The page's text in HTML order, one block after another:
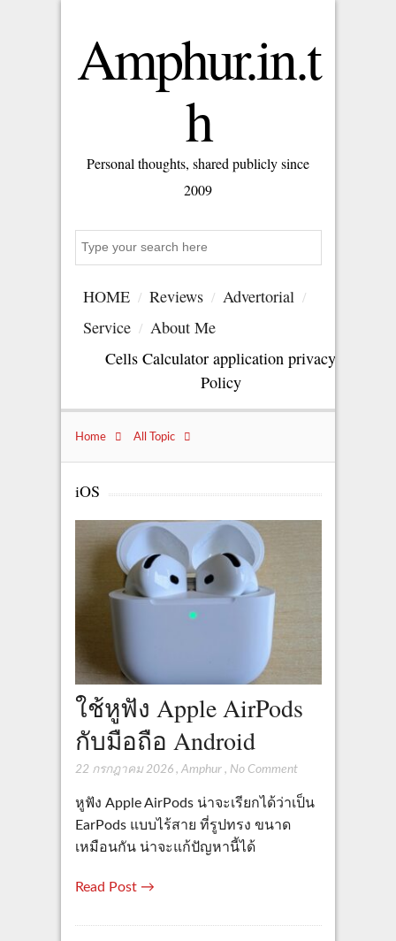
Amphur.in.t
h
Personal thoughts, shared publicly since
2009
HOME Reviews
Advertorial
Service
About Me
Cells Calculator application privacy
Policy
Home All Topic
iOS
ใช้หูฟัง Apple AirPods
กับมือถือ Android
22 กรกฎาคม 2026, Amphur, No Comment
หูฟัง Apple AirPods น่าจะเรียกได้ว่าเป็น
EarPods แบบไร้สาย ที่รูปทรง ขนาด
เหมือนกัน น่าจะแก้ปัญหานี้ได้
Read Post →